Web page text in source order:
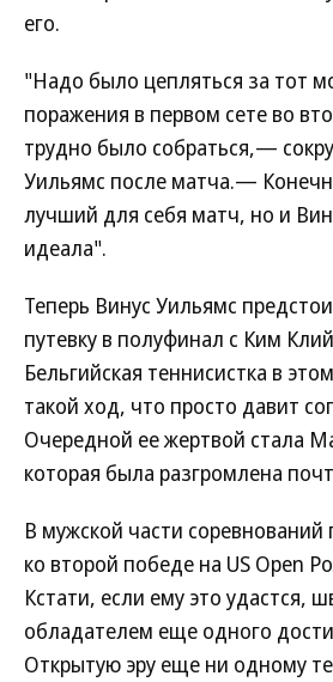
его.
"Надо было цепляться за тот
поражения в первом сете во
трудно было собраться,—
Уильямс после матча.—
лучший для себя матч, но и
идеала".
Теперь Винус Уильямс
путевку в полуфинал с Ким
Бельгийская теннисистка в
такой ход, что просто давит
Очередной ее жертвой стала
которая была разгромлена
В мужской части
ко второй победе на US Open
Кстати, если ему это удастся,
обладателем еще одного
Открытую эру еще ни одному